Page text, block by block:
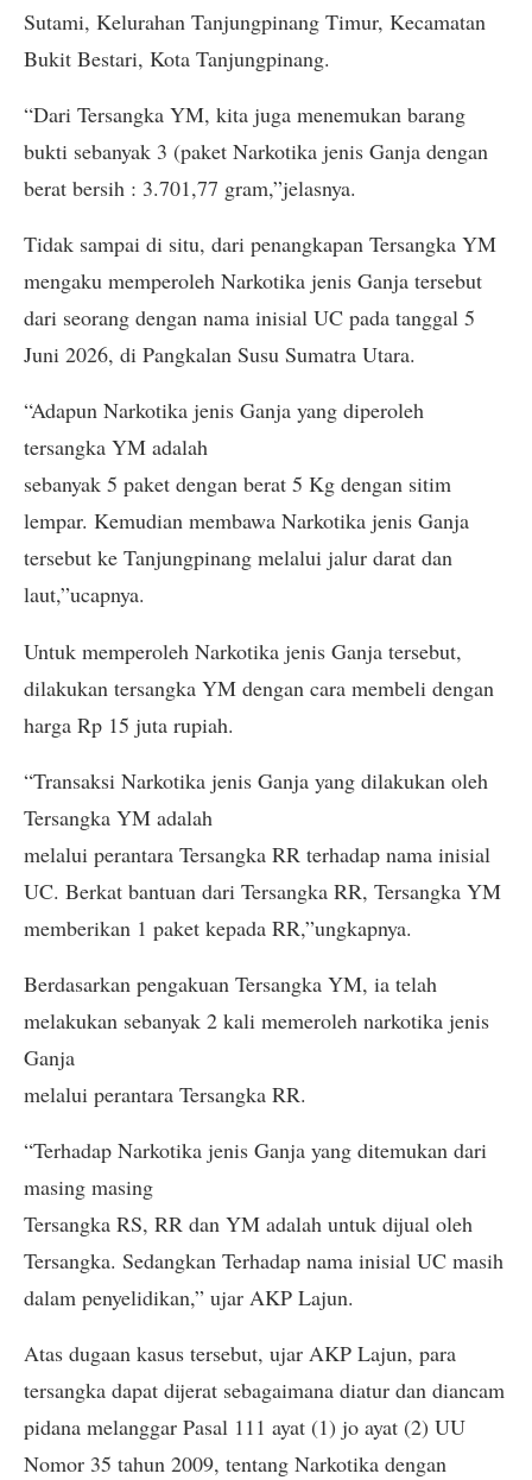
Sutami, Kelurahan Tanjungpinang Timur, Kecamatan
Bukit Bestari, Kota Tanjungpinang.
“Dari Tersangka YM, kita juga menemukan barang
bukti sebanyak 3 (paket Narkotika jenis Ganja dengan
berat bersih : 3.701,77 gram,”jelasnya.
Tidak sampai di situ, dari penangkapan Tersangka YM
mengaku memperoleh Narkotika jenis Ganja tersebut
dari seorang dengan nama inisial UC pada tanggal 5
Juni 2026, di Pangkalan Susu Sumatra Utara.
“Adapun Narkotika jenis Ganja yang diperoleh
tersangka YM adalah
sebanyak 5 paket dengan berat 5 Kg dengan sitim
lempar. Kemudian membawa Narkotika jenis Ganja
tersebut ke Tanjungpinang melalui jalur darat dan
laut,”ucapnya.
Untuk memperoleh Narkotika jenis Ganja tersebut,
dilakukan tersangka YM dengan cara membeli dengan
harga Rp 15 juta rupiah.
“Transaksi Narkotika jenis Ganja yang dilakukan oleh
Tersangka YM adalah
melalui perantara Tersangka RR terhadap nama inisial
UC. Berkat bantuan dari Tersangka RR, Tersangka YM
memberikan 1 paket kepada RR,”ungkapnya.
Berdasarkan pengakuan Tersangka YM, ia telah
melakukan sebanyak 2 kali memeroleh narkotika jenis
Ganja
melalui perantara Tersangka RR.
“Terhadap Narkotika jenis Ganja yang ditemukan dari
masing masing
Tersangka RS, RR dan YM adalah untuk dijual oleh
Tersangka. Sedangkan Terhadap nama inisial UC masih
dalam penyelidikan,” ujar AKP Lajun.
Atas dugaan kasus tersebut, ujar AKP Lajun, para
tersangka dapat dijerat sebagaimana diatur dan diancam
pidana melanggar Pasal 111 ayat (1) jo ayat (2) UU
Nomor 35 tahun 2009, tentang Narkotika dengan